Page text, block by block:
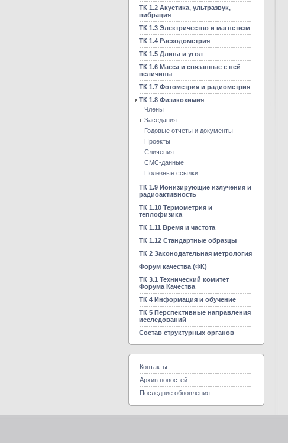
ТК 1.2 Акустика, ультразвук,
вибрация
ТК 1.3 Электричество и магнетизм
ТК 1.4 Расходометрия
ТК 1.5 Длина и угол
ТК 1.6 Масса и связанные с ней
величины
ТК 1.7 Фотометрия и радиометрия
ТК 1.8 Физикохимия
Члены
Заседания
Годовые отчеты и документы
Проекты
Сличения
CMC-данные
Полезные ссылки
ТК 1.9 Ионизирующие излучения и
радиоактивность
ТК 1.10 Термометрия и
теплофизика
ТК 1.11 Время и частота
ТК 1.12 Стандартные образцы
ТК 2 Законодательная метрология
Форум качества (ФК)
ТК 3.1 Технический комитет
Форума Качества
ТК 4 Информация и обучение
ТК 5 Перспективные направления
исследований
Состав структурных органов
Контакты
Архив новостей
Последние обновления